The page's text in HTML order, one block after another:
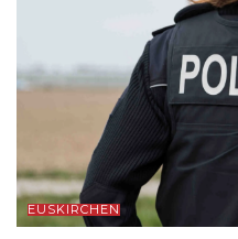
EUSKIRCHEN